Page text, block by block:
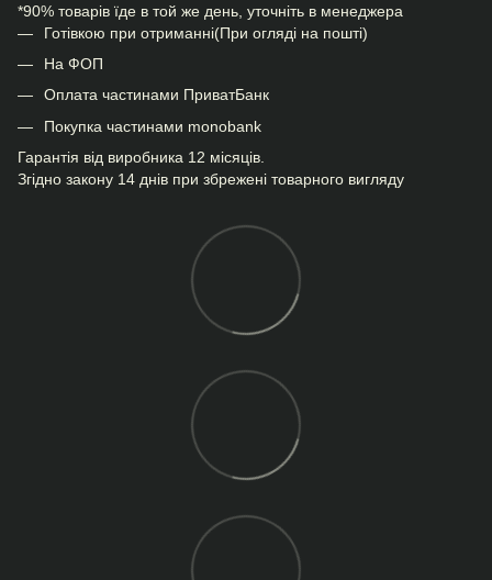
*90% товарів їде в той же день, уточніть в менеджера
Готівкою при отриманні(При огляді на пошті)
На ФОП
Оплата частинами ПриватБанк
Покупка частинами monobank
Гарантія від виробника 12 місяців.
Згідно закону 14 днів при збрежені товарного вигляду